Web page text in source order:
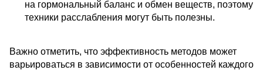
на гормональный баланс и обмен веществ, поэтому
техники расслабления могут быть полезны.
Важно отметить, что эффективность методов может
варьироваться в зависимости от особенностей каждого